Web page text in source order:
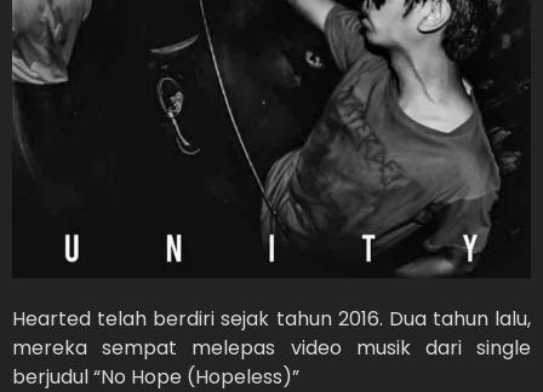
Hearted telah berdiri sejak tahun 2016. Dua tahun lalu,
mereka sempat melepas video musik dari single
berjudul “No Hope (Hopeless)”